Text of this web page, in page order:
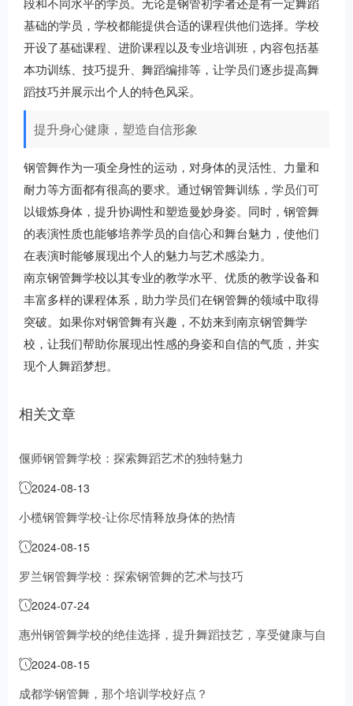
基础的学员，学校都能提供合适的课程供他们选择。学校
开设了基础课程、进阶课程以及专业培训班，内容包括基
本功训练、技巧提升、舞蹈编排等，让学员们逐步提高舞
蹈技巧并展示出个人的特色风采。
提升身心健康，塑造自信形象
钢管舞作为一项全身性的运动，对身体的灵活性、力量和
耐力等方面都有很高的要求。通过钢管舞训练，学员们可
以锻炼身体，提升协调性和塑造曼妙身姿。同时，钢管舞
的表演性质也能够培养学员的自信心和舞台魅力，使他们
在表演时能够展现出个人的魅力与艺术感染力。
南京钢管舞学校以其专业的教学水平、优质的教学设备和
丰富多样的课程体系，助力学员们在钢管舞的领域中取得
突破。如果你对钢管舞有兴趣，不妨来到南京钢管舞学
校，让我们帮助你展现出性感的身姿和自信的气质，并实
现个人舞蹈梦想。
相关文章
偃师钢管舞学校：探索舞蹈艺术的独特魅力
2024-08-13
小榄钢管舞学校-让你尽情释放身体的热情
2024-08-15
罗兰钢管舞学校：探索钢管舞的艺术与技巧
2024-07-24
惠州钢管舞学校的绝佳选择，提升舞蹈技艺，享受健康与自
信2024-08-15
成都学钢管舞，那个培训学校好点？